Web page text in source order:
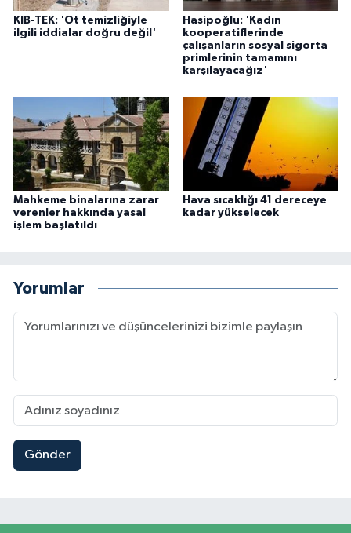
KIB-TEK: 'Ot temizliğiyle
ilgili iddialar doğru değil'
Hasipoğlu: 'Kadın
kooperatiflerinde
çalışanların sosyal sigorta
primlerinin tamamını
karşılayacağız'
Mahkeme binalarına zarar
verenler hakkında yasal
işlem başlatıldı
Hava sıcaklığı 41 dereceye
kadar yükselecek
Yorumlar
Gönder